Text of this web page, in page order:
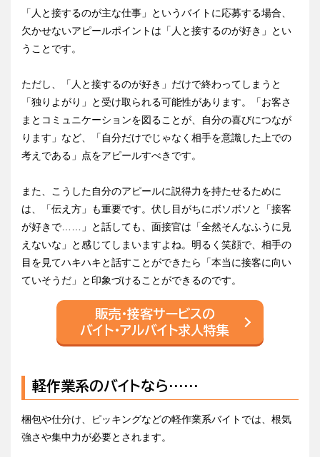
「人と接するのが主な仕事」というバイトに応募する場合、
欠かせないアピールポイントは「人と接するのが好き」とい
うことです。
ただし、「人と接するのが好き」だけで終わってしまうと
「独りよがり」と受け取られる可能性があります。「お客さ
まとコミュニケーションを図ることが、自分の喜びにつなが
ります」など、「自分だけでじゃなく相手を意識した上での
考えである」点をアピールすべきです。
また、こうした自分のアピールに説得力を持たせるために
は、「伝え方」も重要です。伏し目がちにボソボソと「接客
が好きで……」と話しても、面接官は「全然そんなふうに見
えないな」と感じてしまいますよね。明るく笑顔で、相手の
目を見てハキハキと話すことができたら「本当に接客に向い
ていそうだ」と印象づけることができるのです。
販売・接客サービスの
バイト・アルバイト求人特集
軽作業系のバイトなら……
梱包や仕分け、ピッキングなどの軽作業系バイトでは、根気
強さや集中力が必要とされます。